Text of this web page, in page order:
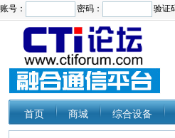
首页 商城 综合设备